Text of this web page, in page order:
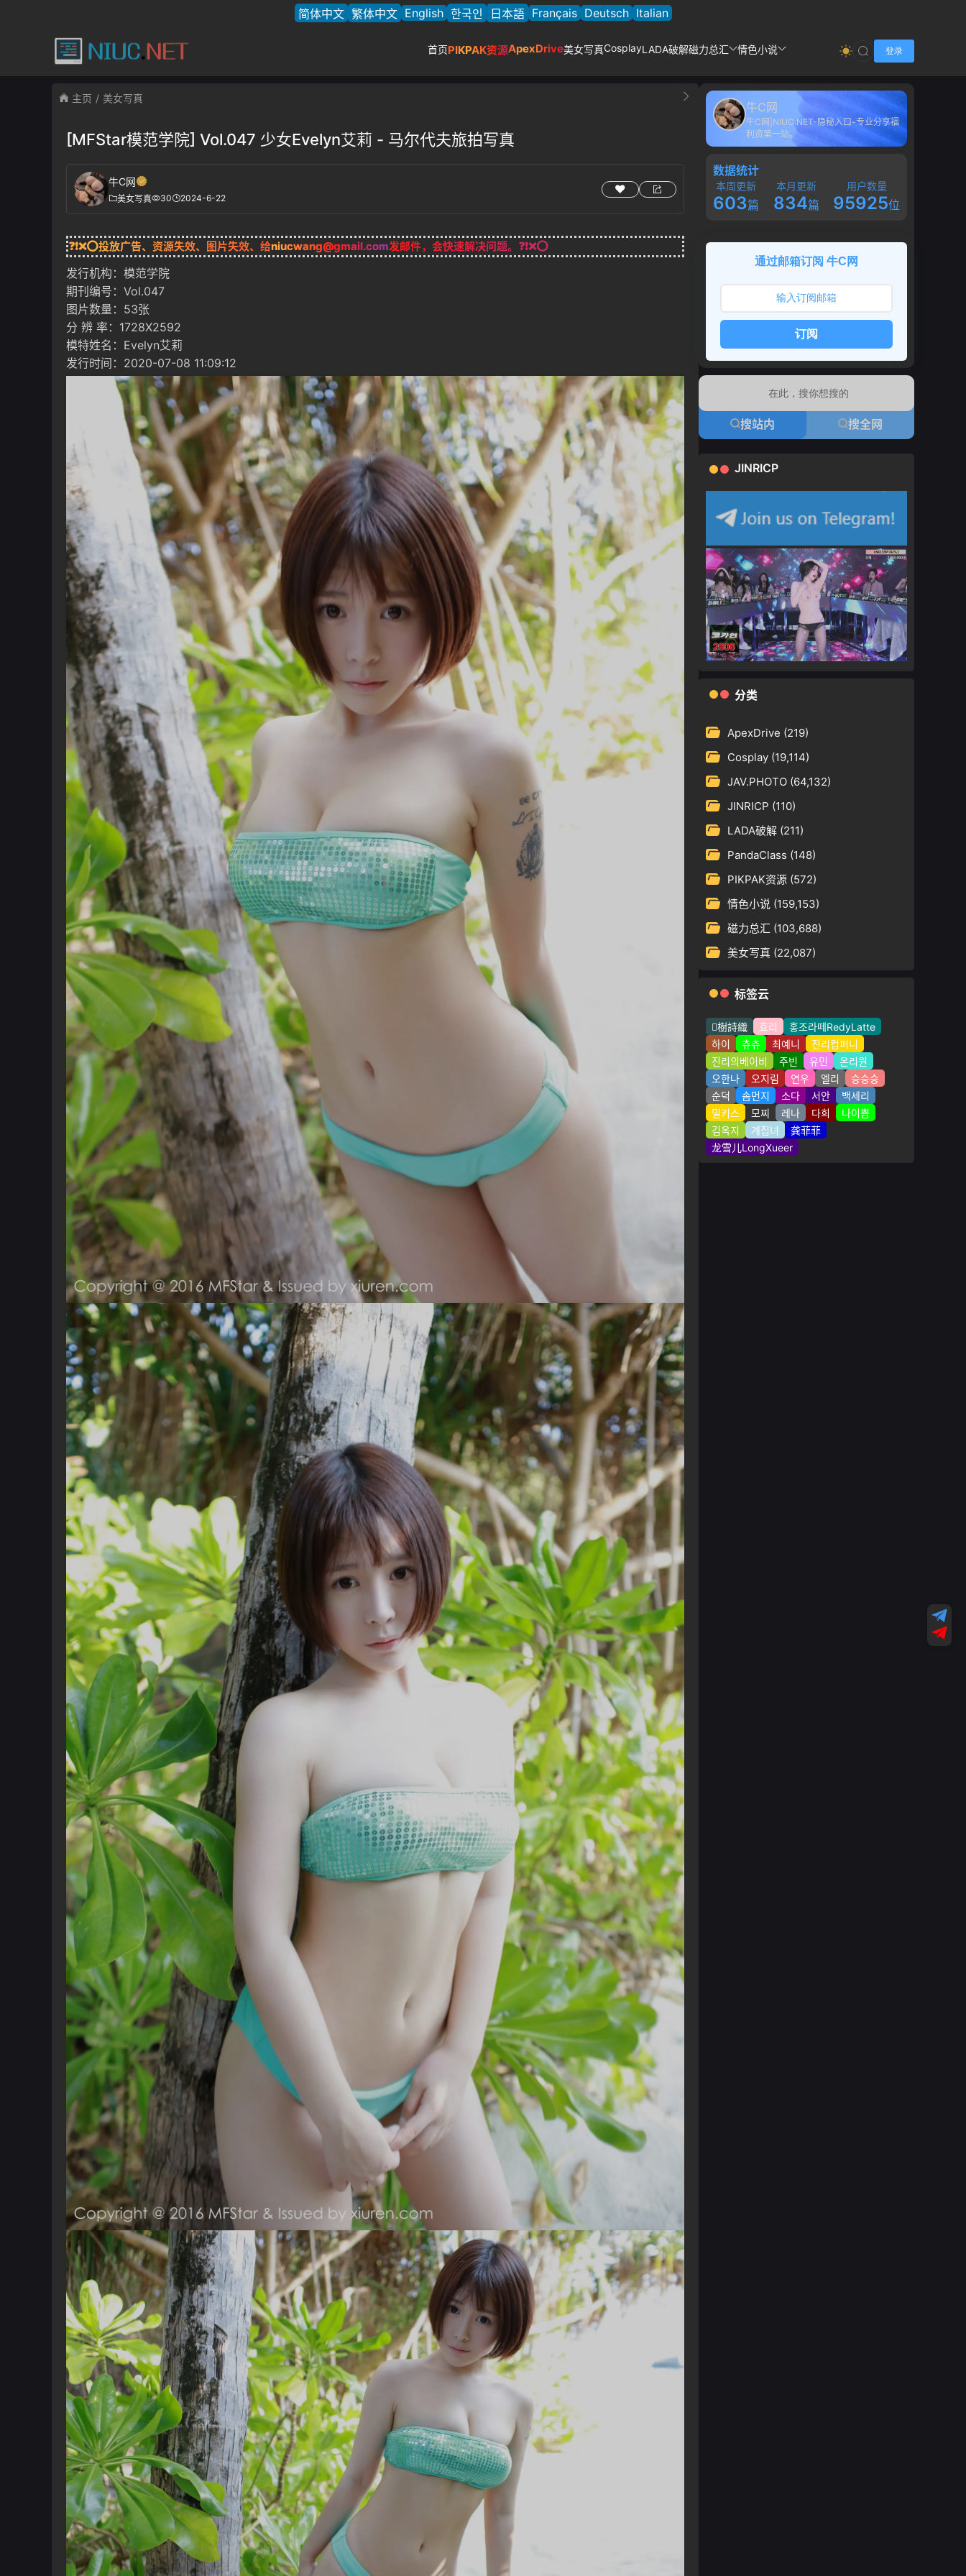
简体中文 繁体中文 English 한국인 日本語 Français Deutsch Italian
首页PIKPAK资源ApexDrive美女写真CosplayLADA破解磁力总汇 情色小说 登录
主页 美女写真
[MFStar模范学院] Vol.047 少女Evelyn艾莉 - 马尔代夫旅拍写真
牛C网
美女写真 30 2024-6-22
❓❗❌⭕投放广告、资源失效、图片失效、给niucwang@gmail.com发邮件，会快速解决问题。❓❗❌⭕
发行机构：模范学院
期刊编号：Vol.047
图片数量：53张
分 辨 率：1728X2592
模特姓名：Evelyn艾莉
发行时间：2020-07-08 11:09:12
牛C网
牛C网|NIUC.NET-隐秘入口-专业分享福
利资第一站。
数据统计
本周更新
603篇
本月更新
834篇
用户数量
95925位
通过邮箱订阅 牛C网
订阅
搜站内 搜全网
JINRICP
分类
ApexDrive (219)
Cosplay (19,114)
JAV.PHOTO (64,132)
JINRICP (110)
LADA破解 (211)
PandaClass (148)
PIKPAK资源 (572)
情色小说 (159,153)
磁力总汇 (103,688)
美女写真 (22,087)
标签云
樹詩織 효리
홍조라떼RedyLatte
하이
츄츄 최예니
진리컴퍼니
진리의베이비
주빈 유민
온리원
오한나
오지림 연우 엘리
승승승
순덕
솜먼지 소다 서안
백세리
밀키스
모찌 레나 다희
나이쁨
김옥지
계집녀
龚菲菲
龙雪儿LongXueer